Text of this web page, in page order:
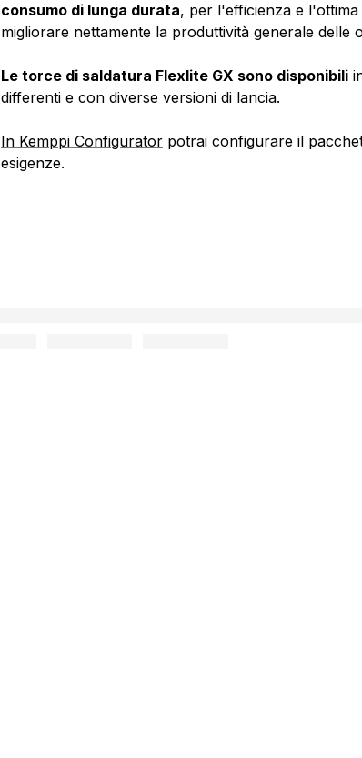
consumo di lunga durata, per l'efficienza e
migliorare nettamente la produttività generale delle
Le torce di saldatura Flexlite GX sono disponibili
differenti e con diverse versioni di lancia.
In Kemppi Configurator potrai configurare il
esigenze.